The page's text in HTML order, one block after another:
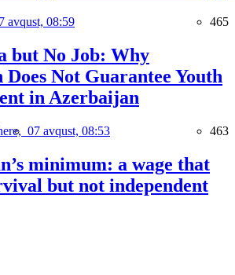
avqust, 08:59 465
but No Job: Why
Not Guarantee Youth
in Azerbaijan
07 avqust, 08:53 463
minimum: a wage that
but not independent